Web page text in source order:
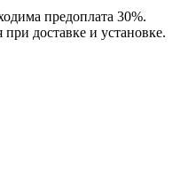
предоплата 30%.
доставке и установке.